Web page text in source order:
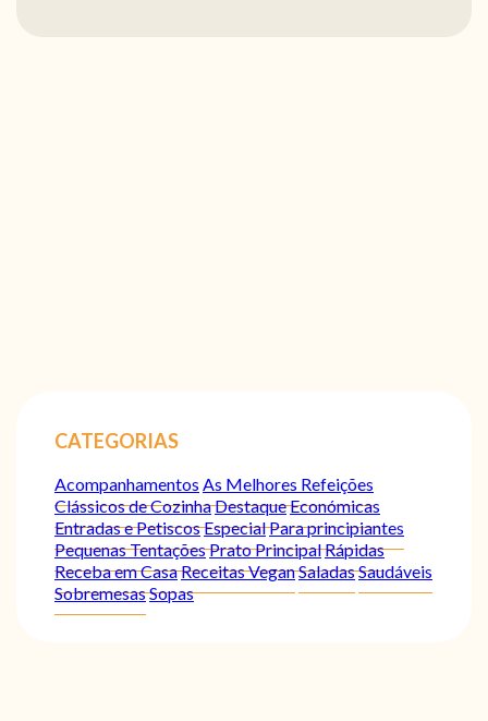
CATEGORIAS
Acompanhamentos As Melhores Refeições
Clássicos de CozinhaDestaqueEconómicas
Entradas e PetiscosEspecialPara principiantes
Pequenas TentaçõesPrato PrincipalRápidas
Receba em CasaReceitas VeganSaladasSaudáveis
SobremesasSopas